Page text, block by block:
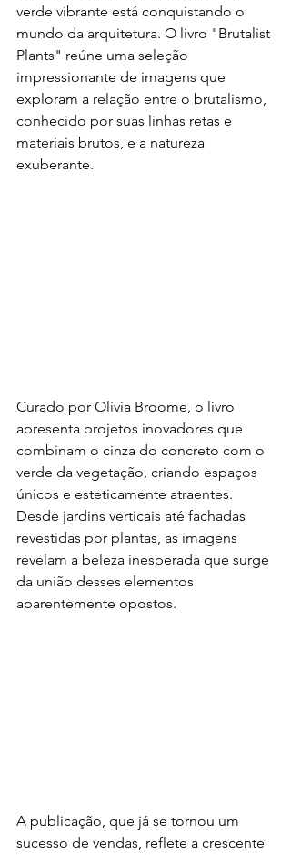
verde vibrante está conquistando o
mundo da arquitetura. O livro "Brutalist
Plants" reúne uma seleção
impressionante de imagens que
exploram a relação entre o brutalismo,
conhecido por suas linhas retas e
materiais brutos, e a natureza
exuberante.
Curado por Olivia Broome, o livro
apresenta projetos inovadores que
combinam o cinza do concreto com o
verde da vegetação, criando espaços
únicos e esteticamente atraentes.
Desde jardins verticais até fachadas
revestidas por plantas, as imagens
revelam a beleza inesperada que surge
da união desses elementos
aparentemente opostos.
A publicação, que já se tornou um
sucesso de vendas, reflete a crescente